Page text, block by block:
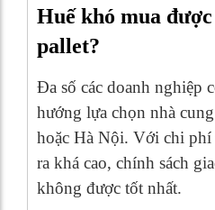
Huế khó mua
pallet?
Đa số các doanh nghiệp
hướng lựa chọn nhà
hoặc Hà Nội. Với chi phí
ra khá cao, chính sách
không được tốt nhất.